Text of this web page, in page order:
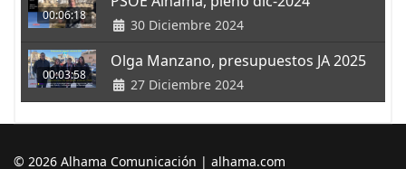
00:06:18
30 Diciembre 2024
00:03:58
Olga Manzano, presupuestos JA 2025
27 Diciembre 2024
© 2026 Alhama Comunicación | alhama.com